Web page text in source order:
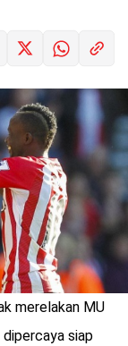
merelakan MU
siap